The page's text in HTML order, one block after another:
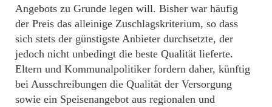
Angebots zu Grunde legen will. Bisher war häufig
der Preis das alleinige Zuschlagskriterium, so dass
sich stets der günstigste Anbieter durchsetzte, der
jedoch nicht unbedingt die beste Qualität lieferte.
Eltern und Kommunalpolitiker fordern daher, künftig
bei Ausschreibungen die Qualität der Versorgung
sowie ein Speisenangebot aus regionalen und